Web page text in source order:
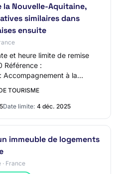
la Nouvelle-Aquitaine,
similaires dans
ensuite
et heure limite de remise
Référence :
Accompagnement à la
carbone pour le tourism…
TOURISME
Date limite: 4 déc. 2025
immeuble de logements
France